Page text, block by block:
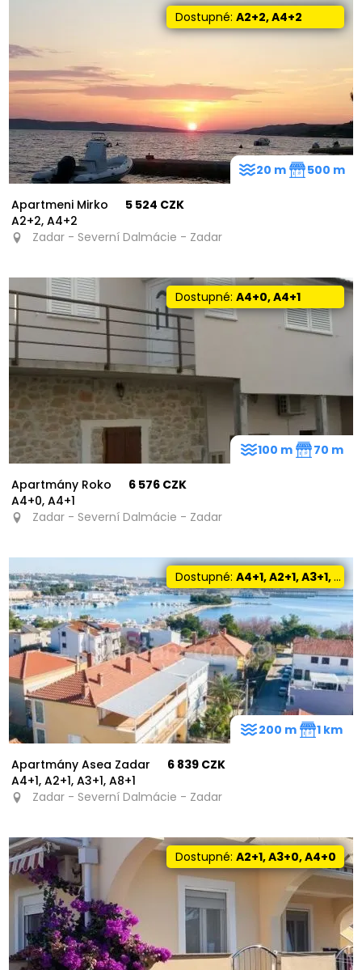
Dostupné:A2+2, A4+2
Apartmeni Mirko
A2+2, A4+2
5 524 CZK
Zadar - Severní Dalmácie - Zadar
20 m 500 m
Dostupné:A4+0, A4+1
Apartmány Roko
A4+0, A4+1
6 576 CZK
Zadar - Severní Dalmácie - Zadar
100 m 70 m
Dostupné:A4+1, A2+1, A3+1, A8+1
Apartmány Asea Zadar
A4+1, A2+1, A3+1, A8+1
6 839 CZK
Zadar - Severní Dalmácie - Zadar
200 m 1 km
Dostupné:A2+1, A3+0, A4+0